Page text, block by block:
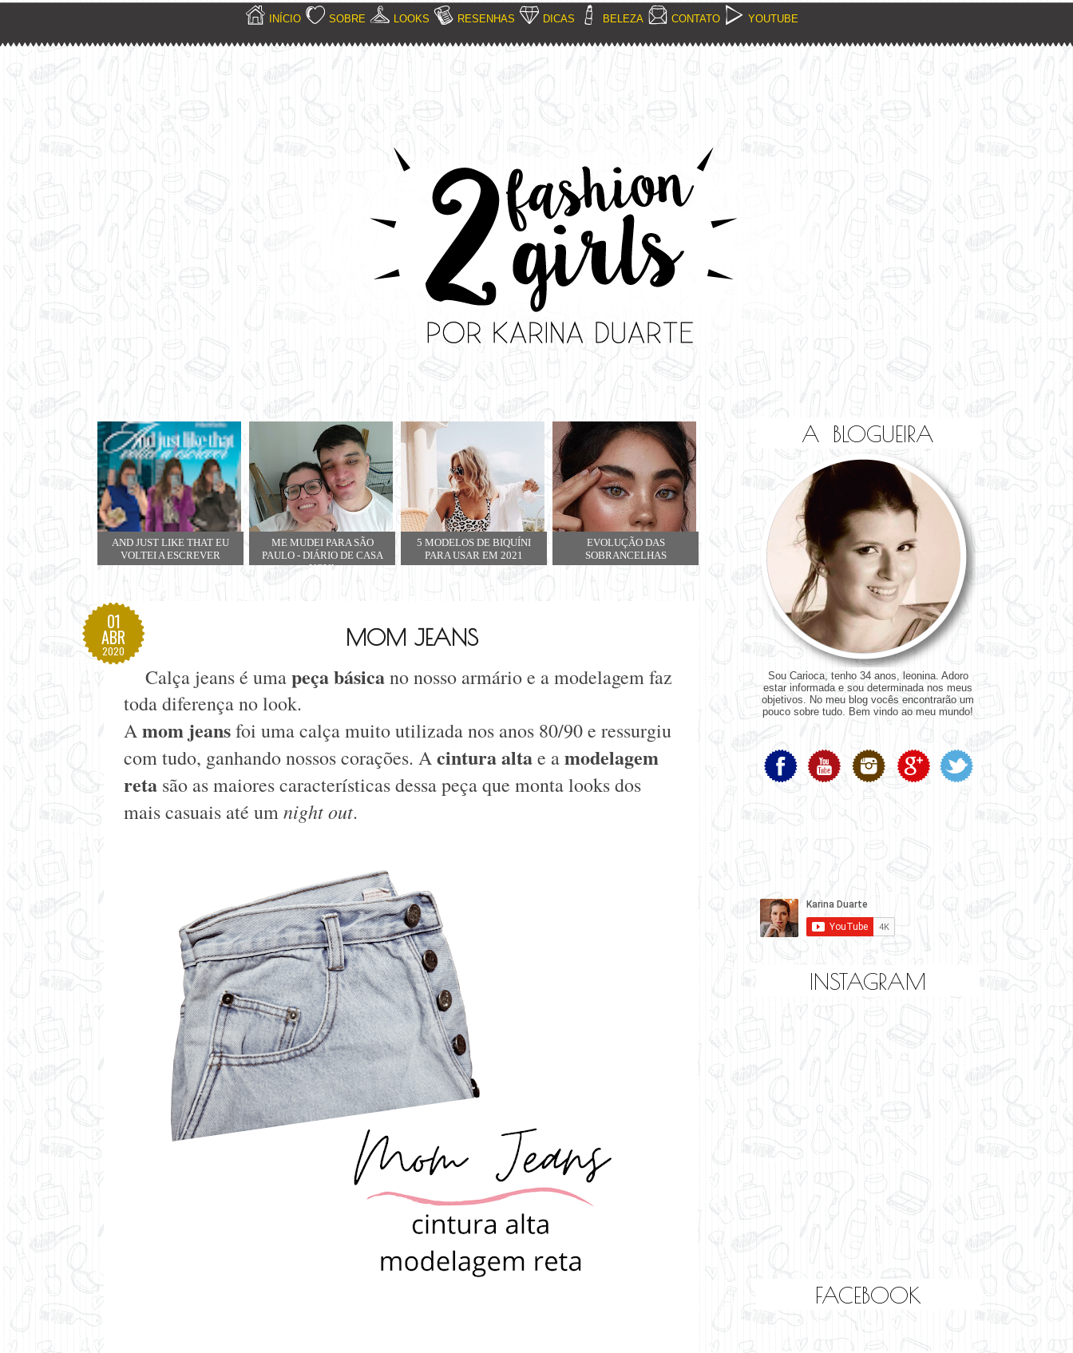
INÍCIO SOBRE LOOKS RESENHAS DICAS BELEZA CONTATO YOUTUBE
AND JUST LIKE THAT EU
VOLTEI A ESCREVER
ME MUDEI PARA SÃO
PAULO - DIÁRIO DE CASA
NOVA
5 MODELOS DE BIQUÍNI
PARA USAR EM 2021
EVOLUÇÃO DAS
SOBRANCELHAS
01
ABR
2020
MOM JEANS
Calça jeans é umapeça básicano nosso armário e a modelagem faz
toda diferença no look.
Amom jeansfoi uma calça muito utilizada nos anos 80/90 e ressurgiu
com tudo, ganhando nossos corações. Acintura altae amodelagem
reta são as maiores características dessa peça que monta looks dos
mais casuais até umnight out.
A BLOGUEIRA
Sou Carioca, tenho 34 anos, leonina. Adoro
estar informada e sou determinada nos meus
objetivos. No meu blog vocês encontrarão um
pouco sobre tudo. Bem vindo ao meu mundo!
INSTAGRAM
FACEBOOK